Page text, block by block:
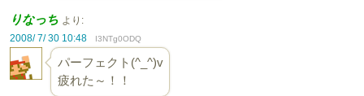
りなっち より:
2008/ 7/ 30 10:48
I3NTg0ODQ
パーフェクト(^_^)v
疲れた～！！